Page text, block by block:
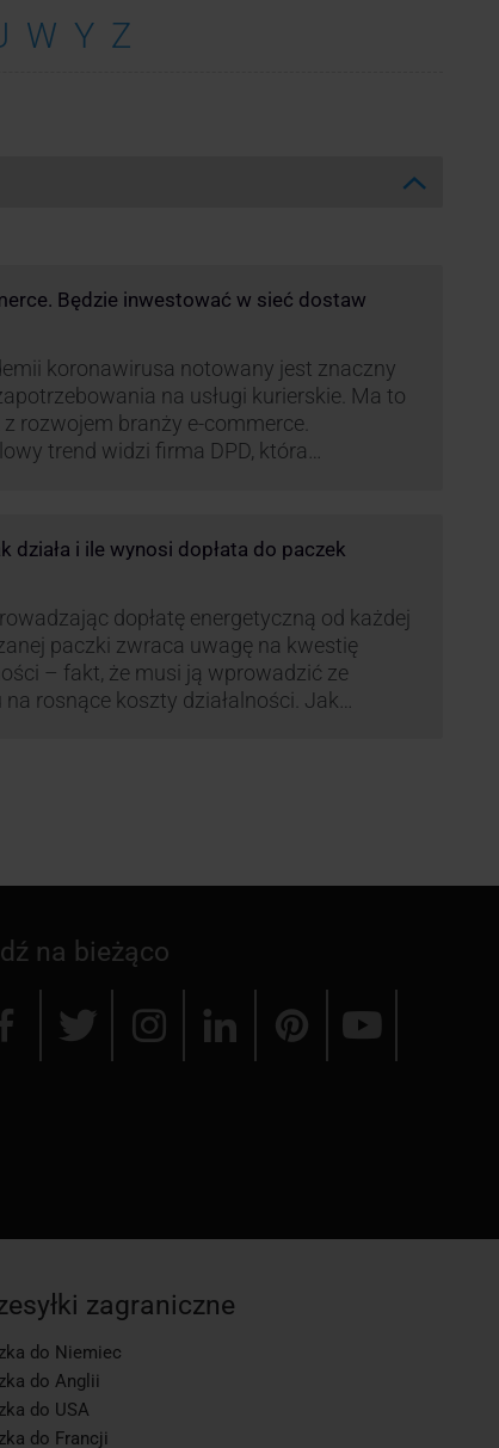
W Y Z
Będzie inwestować w sieć dostaw
koronawirusa notowany jest znaczny
na usługi kurierskie. Ma to
rozwojem branży e-commerce.
trend widzi firma DPD, która
danymi.
działa i ile wynosi dopłata do paczek
dopłatę energetyczną od każdej
paczki zwraca uwagę na kwestię
– fakt, że musi ją wprowadzić ze
na rosnące koszty działalności. Jak
na bieżąco
zagraniczne
do Niemiec
do Anglii
do USA
do Francji